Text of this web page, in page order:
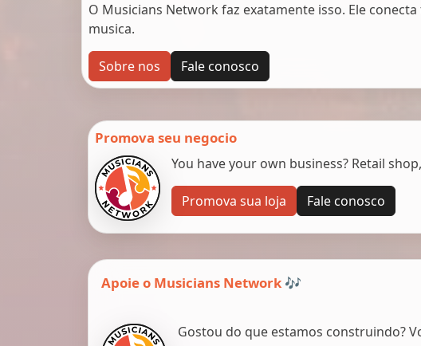
O Musicians Network faz exatamente isso. Ele
musica.
Sobre nos Fale conosco
Promova seu negocio
You have your own business? Retail
Promova sua loja Fale conosco
Apoie o Musicians Network 🎶
Gostou do que estamos construindo?